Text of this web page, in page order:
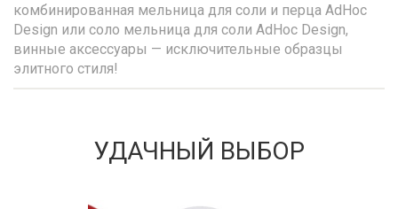
комбинированная мельница для соли и перца AdHoc
Design или соло мельница для соли AdHoc Design,
винные аксессуары — исключительные образцы
элитного стиля!
УДАЧНЫЙ ВЫБОР